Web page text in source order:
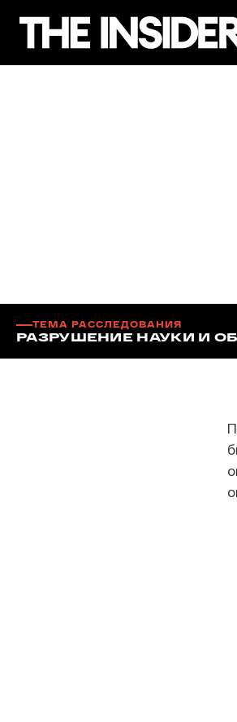
ТЕМА РАССЛЕДОВАНИЯ
РАЗРУШЕНИЕ НАУКИ И